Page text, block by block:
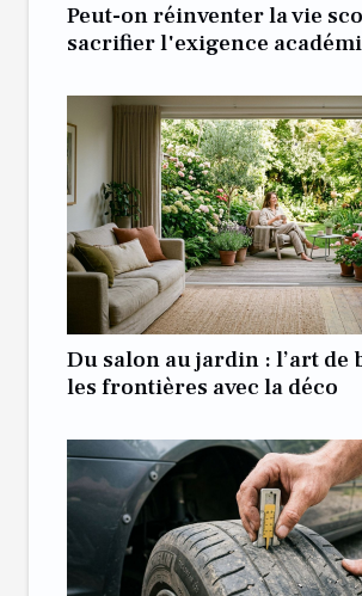
Peut-on réinventer la vie
sacrifier l'exigence
Du salon au jardin : l’art
les frontières avec la déco